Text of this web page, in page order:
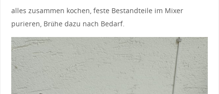
alles zusammen kochen, feste Bestandteile im Mixer
purieren, Brühe dazu nach Bedarf.